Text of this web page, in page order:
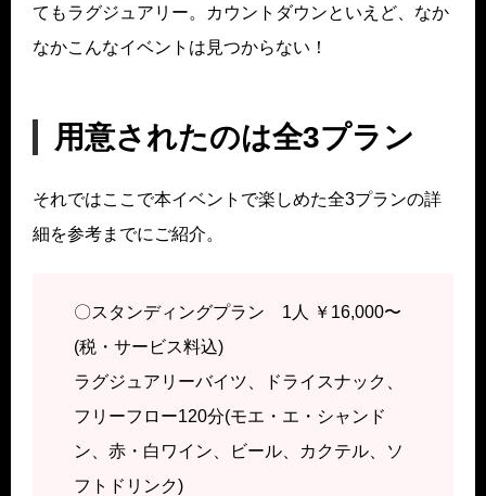
てもラグジュアリー。カウントダウンといえど、なか
なかこんなイベントは見つからない！
用意されたのは全3プラン
それではここで本イベントで楽しめた全3プランの詳
細を参考までにご紹介。
〇スタンディングプラン 1人 ￥16,000〜
(税・サービス料込)
ラグジュアリーバイツ、ドライスナック、
フリーフロー120分(モエ・エ・シャンド
ン、赤・白ワイン、ビール、カクテル、ソ
フトドリンク)